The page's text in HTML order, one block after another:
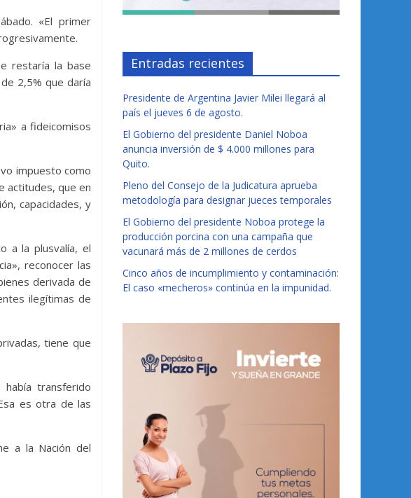
«El primer
restaría la base
2,5% que daría
a fideicomisos
impuesto como
actitudes, que en
capacidades, y
a la plusvalía, el
reconocer las
derivada de
ilegítimas de
tiene que
transferido
es otra de las
a la Nación del
Entradas recientes
Presidente de Argentina Javier Milei llegará al
país el jueves 6 de agosto.
El Gobierno del presidente Daniel Noboa
anuncia inversión de $ 4.000 millones para
Quito.
Pleno del Consejo de la Judicatura aprueba
metodología para designar jueces temporales
El Gobierno del presidente Noboa protege la
producción porcina con una campaña que
vacunará más de 2 millones de cerdos
Cinco años de incumplimiento y contaminación:
El caso «mecheros» continúa en la impunidad.